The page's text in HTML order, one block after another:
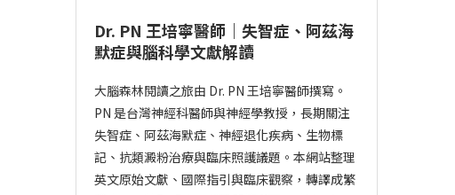
Dr. PN 王培寧醫師｜失智症、阿茲海
默症與腦科學文獻解讀
大腦森林閱讀之旅由 Dr. PN 王培寧醫師撰寫。
PN 是台灣神經科醫師與神經學教授，長期關注
失智症、阿茲海默症、神經退化疾病、生物標
記、抗類澱粉治療與臨床照護議題。本網站整理
英文原始文獻、國際指引與臨床觀察，轉譯成繁